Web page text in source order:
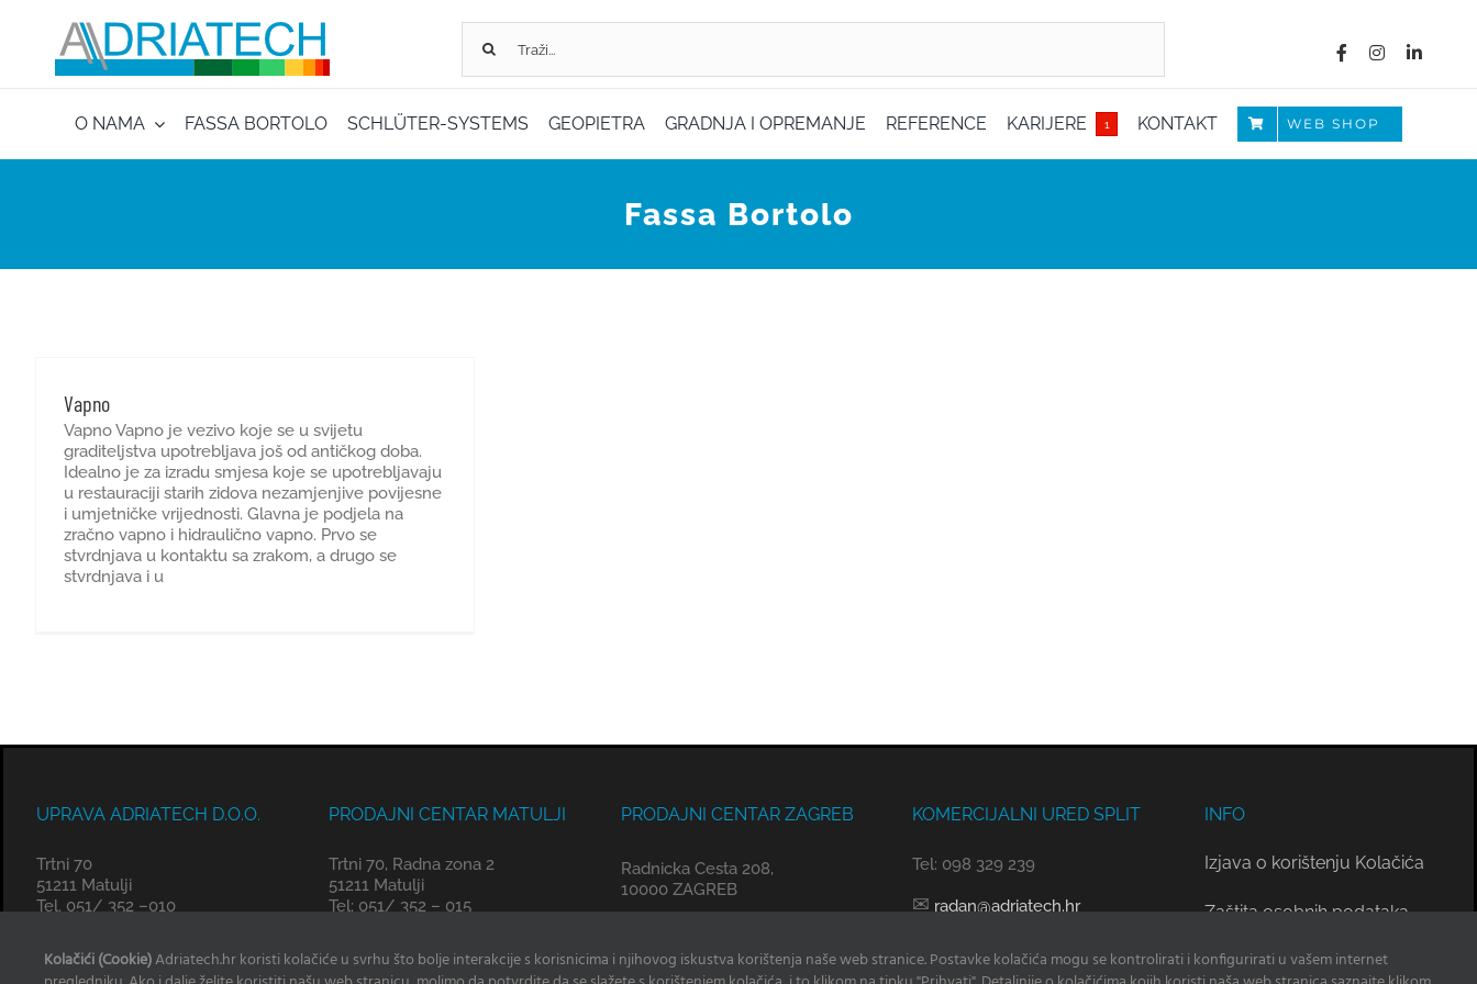
O NAMA FASSA BORTOLO SCHLÜTER-SYSTEMS GEOPIETRA GRADNJA I OPREMANJE REFERENCE KARIJERE 1 KONTAKT WEB SHOP
Fassa Bortolo
Vapno
Vapno Vapno je vezivo koje se u svijetu
graditeljstva upotrebljava još od antičkog doba.
Idealno je za izradu smjesa koje se upotrebljavaju
u restauraciji starih zidova nezamjenjive povijesne
i umjetničke vrijednosti. Glavna je podjela na
zračno vapno i hidraulično vapno. Prvo se
stvrdnjava u kontaktu sa zrakom, a drugo se
stvrdnjava i u
UPRAVA ADRIATECH D.O.O.
Trtni 70
51211 Matulji
Tel. 051/ 352 –010
info@adriatech.hr
PRODAJNI CENTAR MATULJI
Trtni 70, Radna zona 2
51211 Matulji
Tel: 051/ 352 – 015
PRODAJNI CENTAR ZAGREB
Radnicka Cesta 208,
10000 ZAGREB
KOMERCIJALNI URED SPLIT
Tel: 098 329 239
✉ radan@adriatech.hr
INFO
Izjava o korištenju Kolačića
Zaštita osobnih podataka
Često postavljana pitanja
Kolačići (Cookie)Adriatech.hr koristi kolačiće u svrhu što bolje interakcije s korisnicima i njihovog iskustva korištenja naše web stranice. Postavke kolačića mogu se kontrolirati i konfigurirati u vašem internet